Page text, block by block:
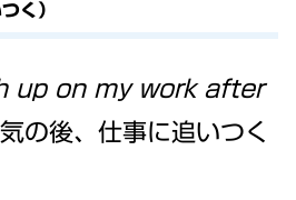
く）
up on my work after
気の後、仕事に追いつく